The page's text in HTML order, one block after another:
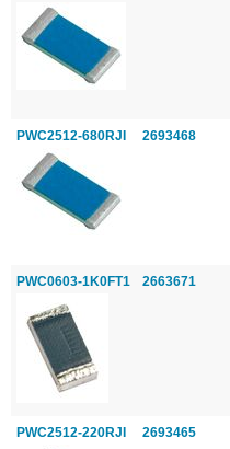
PWC2512-680RJI 2693468
PWC0603-1K0FT1 2663671
PWC2512-220RJI 2693465